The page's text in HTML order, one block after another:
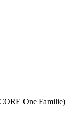
One Familie)